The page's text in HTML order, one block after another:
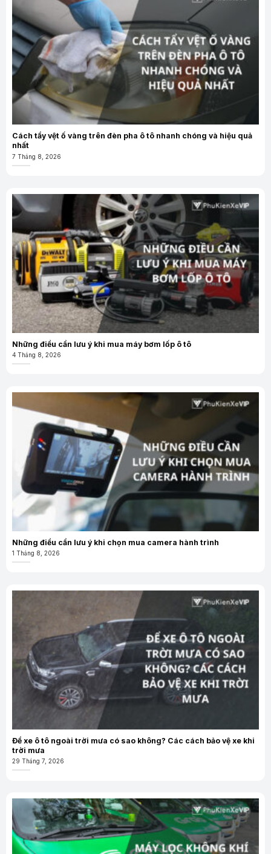
Cách tẩy vệt ố vàng trên đèn pha ô tô nhanh chóng và hiệu quả
nhất
7 Tháng 8, 2026
Những điều cần lưu ý khi mua máy bơm lốp ô tô
4 Tháng 8, 2026
Những điều cần lưu ý khi chọn mua camera hành trình
1 Tháng 8, 2026
Để xe ô tô ngoài trời mưa có sao không? Các cách bảo vệ xe khi
trời mưa
29 Tháng 7, 2026